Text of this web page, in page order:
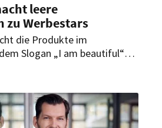
leere
zu Werbestars
die Produkte im
Slogan „I am beautiful“
ruft das Unternehmen zur
Ressourcen sowie zum
auf.